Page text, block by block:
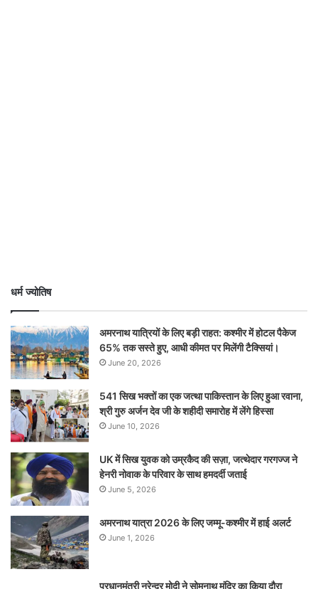
धर्म ज्योतिष
अमरनाथ यात्रियों के लिए बड़ी राहत: कश्मीर में होटल पैकेज
65% तक सस्ते हुए, आधी कीमत पर मिलेंगी टैक्सियां।
June 20, 2026
541 सिख भक्तों का एक जत्था पाकिस्तान के लिए हुआ रवाना,
श्री गुरु अर्जन देव जी के शहीदी समारोह में लेंगे हिस्सा
June 10, 2026
UK में सिख युवक को उम्रकैद की सज़ा, जत्थेदार गरगज्ज ने
हेनरी नोवाक के परिवार के साथ हमदर्दी जताई
June 5, 2026
अमरनाथ यात्रा 2026 के लिए जम्मू-कश्मीर में हाई अलर्ट
June 1, 2026
प्रधानमंत्री नरेन्‍द्र मोदी ने सोमनाथ मंदिर का किया दौरा